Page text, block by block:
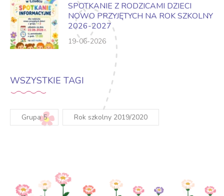
SPOTKANIE Z RODZICAMI DZIECI
NOWO PRZYJĘTYCH NA ROK SZKOLNY
2026-2027
19-06-2026
WSZYSTKIE TAGI
Grupa 5 Rok szkolny 2019/2020